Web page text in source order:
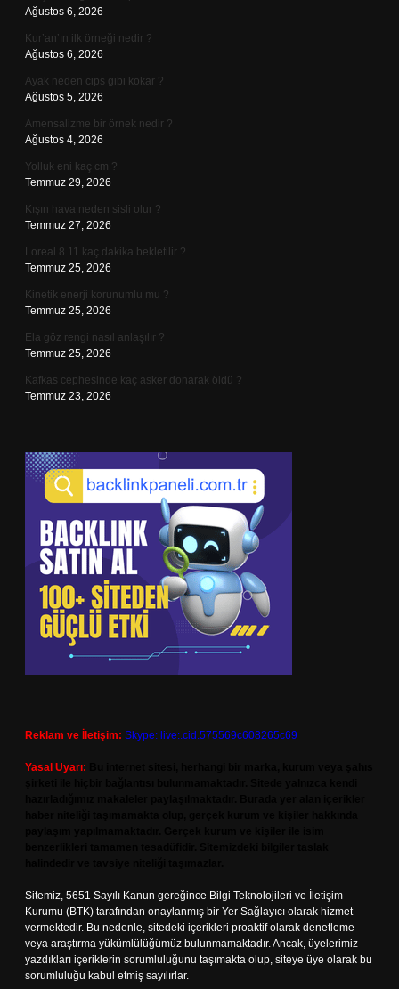
Ağustos 6, 2026
Kur’an’ın ilk örneği nedir ?
Ağustos 6, 2026
Ayak neden cips gibi kokar ?
Ağustos 5, 2026
Amensalizme bir örnek nedir ?
Ağustos 4, 2026
Yolluk eni kaç cm ?
Temmuz 29, 2026
Kışın hava neden sisli olur ?
Temmuz 27, 2026
Loreal 8.11 kaç dakika bekletilir ?
Temmuz 25, 2026
Kinetik enerji korunumlu mu ?
Temmuz 25, 2026
Ela göz rengi nasıl anlaşılır ?
Temmuz 25, 2026
Kafkas cephesinde kaç asker donarak öldü ?
Temmuz 23, 2026
Reklam ve İletişim: Skype: live:.cid.575569c608265c69
Yasal Uyarı:
Sitemiz, 5651 Sayılı Kanun gereğince Bilgi Teknolojileri ve İletişim
Kurumu (BTK) tarafından onaylanmış bir Yer Sağlayıcı olarak hizmet
vermektedir. Bu nedenle, sitedeki içerikleri proaktif olarak denetleme
veya araştırma yükümlülüğümüz bulunmamaktadır. Ancak, üyelerimiz
yazdıkları içeriklerin sorumluluğunu taşımakta olup, siteye üye olarak bu
sorumluluğu kabul etmiş sayılırlar.